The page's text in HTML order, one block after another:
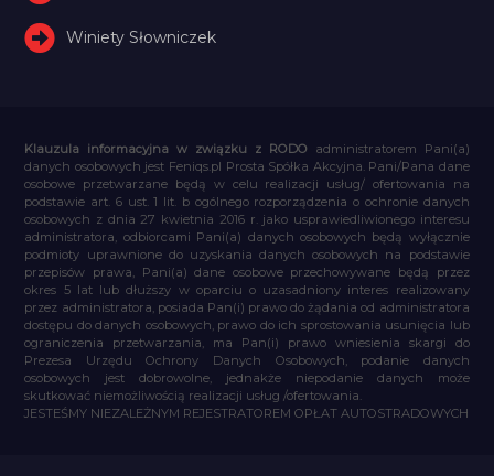
Winiety Słowniczek
Klauzula informacyjna w związku z RODO administratorem Pani(a)
danych osobowych jest Feniqs.pl Prosta Spółka Akcyjna. Pani/Pana dane
osobowe przetwarzane będą w celu realizacji usług/ ofertowania na
podstawie art. 6 ust. 1 lit. b ogólnego rozporządzenia o ochronie danych
osobowych z dnia 27 kwietnia 2016 r. jako usprawiedliwionego interesu
administratora, odbiorcami Pani(a) danych osobowych będą wyłącznie
podmioty uprawnione do uzyskania danych osobowych na podstawie
przepisów prawa, Pani(a) dane osobowe przechowywane będą przez
okres 5 lat lub dłuższy w oparciu o uzasadniony interes realizowany
przez administratora, posiada Pan(i) prawo do żądania od administratora
dostępu do danych osobowych, prawo do ich sprostowania usunięcia lub
ograniczenia przetwarzania, ma Pan(i) prawo wniesienia skargi do
Prezesa Urzędu Ochrony Danych Osobowych, podanie danych
osobowych jest dobrowolne, jednakże niepodanie danych może
skutkować niemożliwością realizacji usług /ofertowania.
JESTEŚMY NIEZALEŻNYM REJESTRATOREM OPŁAT AUTOSTRADOWYCH